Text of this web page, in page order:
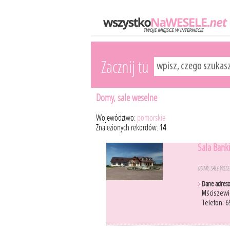
Zacznij tu
Domy, sale weselne
Województwo: pomorskie
Znalezionych rekordów: 14
Sala
DOMY, SALE
Dane
Telefon: